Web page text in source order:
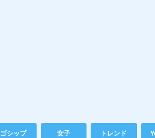
ゴシップ 女子 トレンド